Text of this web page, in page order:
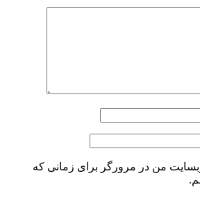
من در مرورگر برای زمانی که